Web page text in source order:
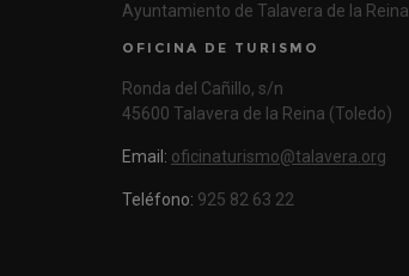
Ayuntamiento de Talavera de la Reina
OFICINA DE TURISMO
Ronda del Cañillo, s/n
45600 Talavera de la Reina (Toledo)
Email: oficinaturismo@talavera.org
Teléfono: 925 82 63 22